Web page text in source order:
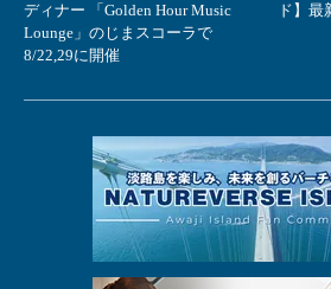
ディナー 「Golden Hour Music
Lounge」のじまスコーラで
8/22,29に開催
ド】最